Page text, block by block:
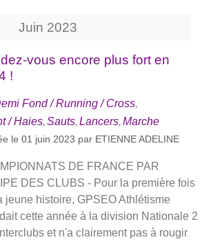
Juin 2023
vous encore plus fort en
!
Fond / Running / Cross
/ Haies Sauts Lancers Marche
le 01 juin 2023 par ETIENNE ADELINE
DE FRANCE PAR
DES CLUBS - Pour la première fois
jeune histoire, GPSEO Athlétisme
cette année à la division Nationale 2
et n'a clairement pas à rougir